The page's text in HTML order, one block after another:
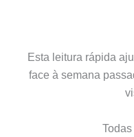
Esta leitura rápida
face à semana